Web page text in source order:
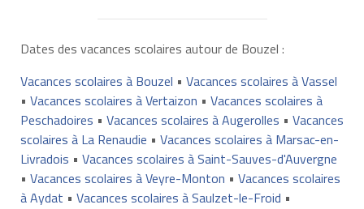
Dates des vacances scolaires autour de Bouzel :
Vacances scolaires à Bouzel • Vacances scolaires à Vassel
• Vacances scolaires à Vertaizon • Vacances scolaires à
Peschadoires • Vacances scolaires à Augerolles • Vacances
scolaires à La Renaudie • Vacances scolaires à Marsac-en-
Livradois • Vacances scolaires à Saint-Sauves-d'Auvergne
• Vacances scolaires à Veyre-Monton • Vacances scolaires
à Aydat • Vacances scolaires à Saulzet-le-Froid •